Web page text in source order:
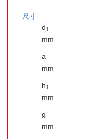
尺寸
d1
mm
a
mm
h1
mm
g
mm